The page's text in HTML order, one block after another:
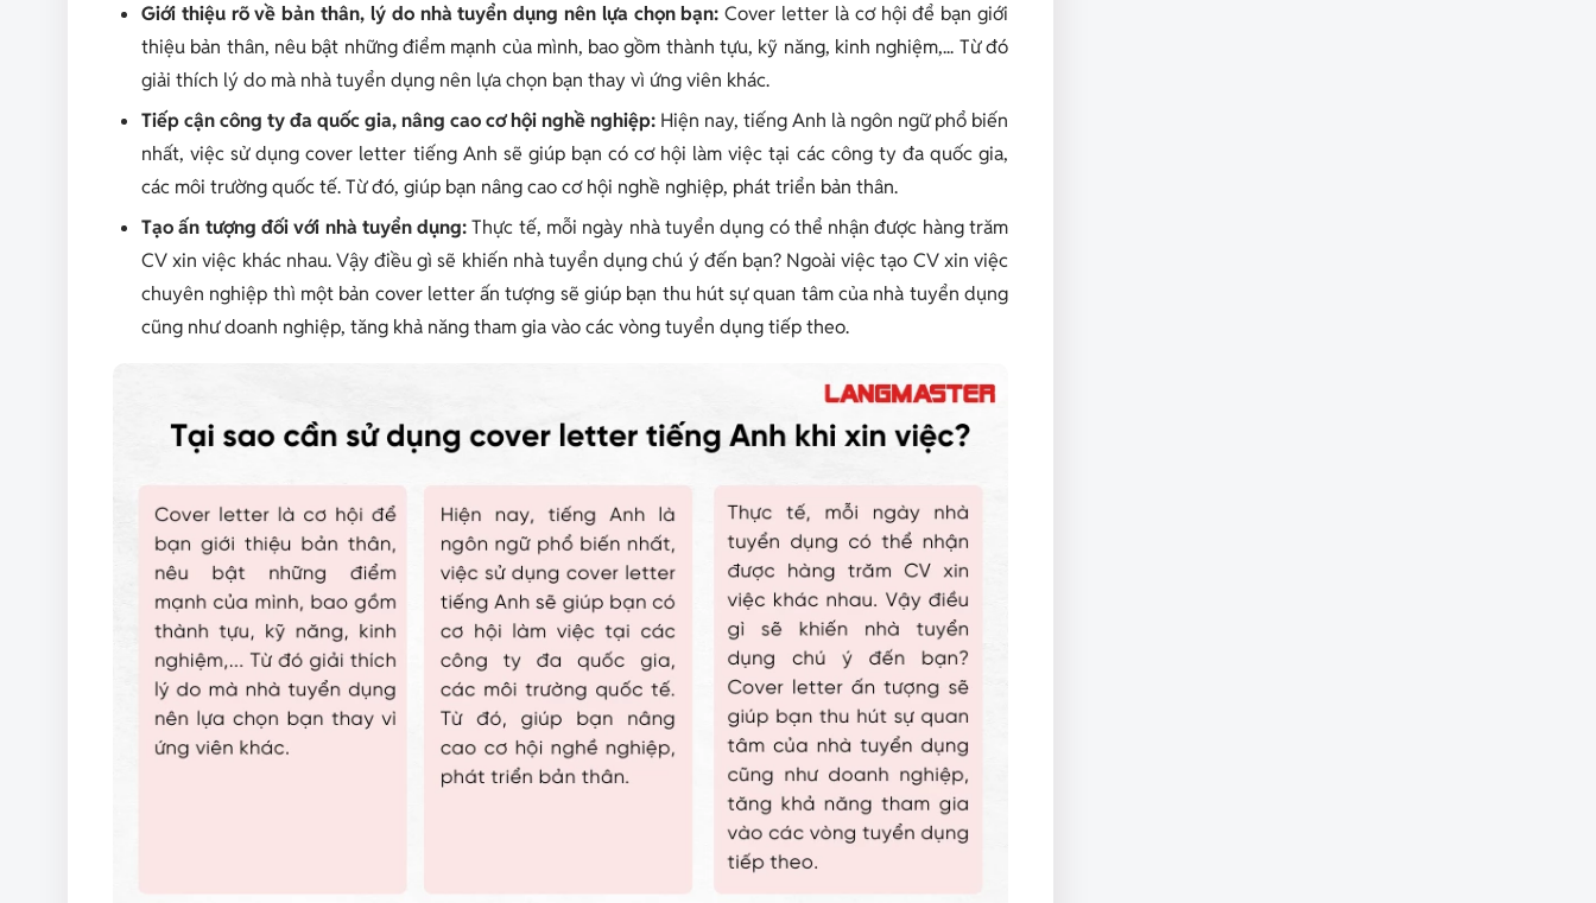
Giới thiệu rõ về bản thân, lý do nhà tuyển dụng nên lựa chọn bạn:Cover letter là cơ hội để bạn giới
thiệu bản thân, nêu bật những điểm mạnh của mình, bao gồm thành tựu, kỹ năng, kinh nghiệm,... Từ đó
giải thích lý do mà nhà tuyển dụng nên lựa chọn bạn thay vì ứng viên khác.
Tiếp cận công ty đa quốc gia, nâng cao cơ hội nghề nghiệp: Hiện nay, tiếng Anh là ngôn ngữ phổ biến
nhất, việc sử dụng cover letter tiếng Anh sẽ giúp bạn có cơ hội làm việc tại các công ty đa quốc gia,
các môi trường quốc tế. Từ đó, giúp bạn nâng cao cơ hội nghề nghiệp, phát triển bản thân.
Tạo ấn tượng đối với nhà tuyển dụng:Thực tế, mỗi ngày nhà tuyển dụng có thể nhận được hàng trăm
CV xin việc khác nhau. Vậy điều gì sẽ khiến nhà tuyển dụng chú ý đến bạn? Ngoài việc tạo CV xin việc
chuyên nghiệp thì một bản cover letter ấn tượng sẽ giúp bạn thu hút sự quan tâm của nhà tuyển dụng
cũng như doanh nghiệp, tăng khả năng tham gia vào các vòng tuyển dụng tiếp theo.